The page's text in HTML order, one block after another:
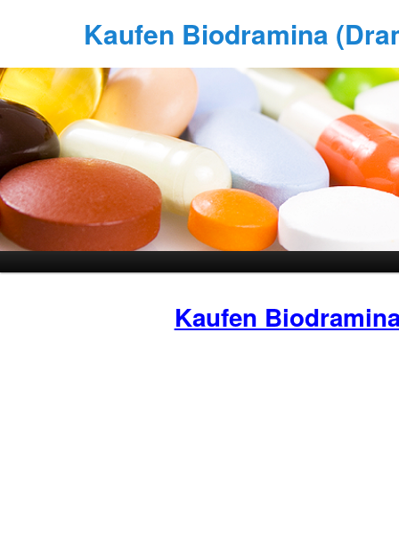
Kaufen Biodramina
Kaufen